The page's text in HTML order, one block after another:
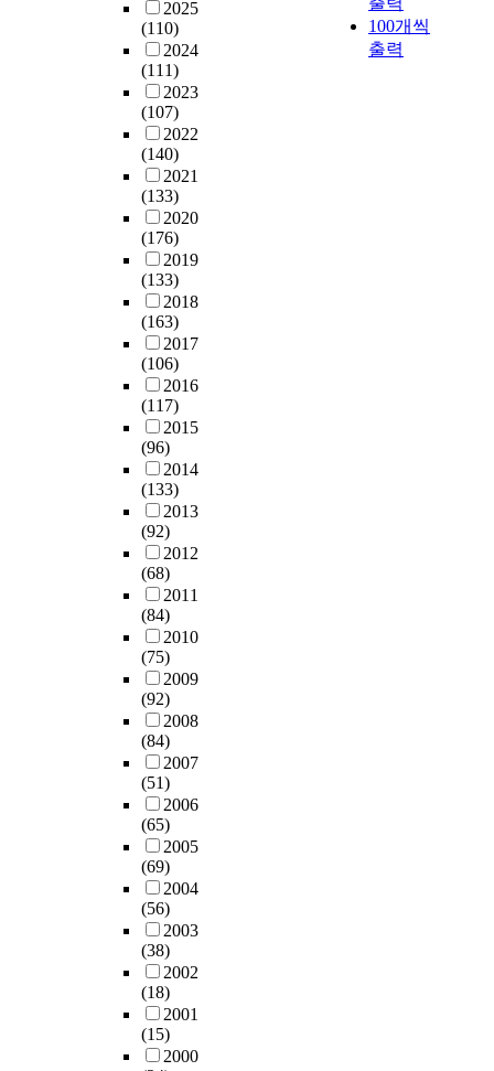
2025
(110)
2024
(111)
2023
(107)
2022
(140)
2021
(133)
2020
(176)
2019
(133)
2018
(163)
2017
(106)
2016
(117)
2015
(96)
2014
(133)
2013
(92)
2012
(68)
2011
(84)
2010
(75)
2009
(92)
2008
(84)
2007
(51)
2006
(65)
2005
(69)
2004
(56)
2003
(38)
2002
(18)
2001
(15)
2000
100개씩
출력